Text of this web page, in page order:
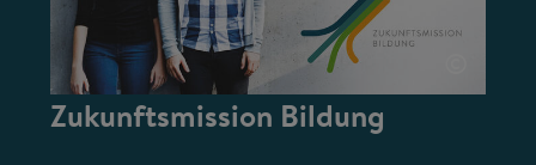
Zukunftsmission Bildung